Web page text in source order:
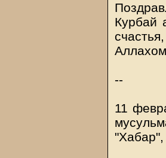
Курбай
--
11